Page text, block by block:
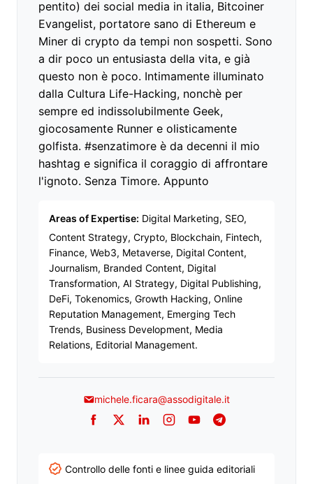
pentito) dei social media in italia, Bitcoiner
Evangelist, portatore sano di Ethereum e
Miner di crypto da tempi non sospetti. Sono
a dir poco un entusiasta della vita, e già
questo non è poco. Intimamente illuminato
dalla Cultura Life-Hacking, nonchè per
sempre ed indissolubilmente Geek,
giocosamente Runner e olisticamente
golfista. #senzatimore è da decenni il mio
hashtag e significa il coraggio di affrontare
l'ignoto. Senza Timore. Appunto
Areas of Expertise: Digital Marketing, SEO,
Content Strategy, Crypto, Blockchain, Fintech,
Finance, Web3, Metaverse, Digital Content,
Journalism, Branded Content, Digital
Transformation, AI Strategy, Digital Publishing,
DeFi, Tokenomics, Growth Hacking, Online
Reputation Management, Emerging Tech
Trends, Business Development, Media
Relations, Editorial Management.
michele.ficara@assodigitale.it
Facebook
TwitterLinkedInInstagram
YouTubeTelegram
Controllo delle fonti e linee guida editoriali